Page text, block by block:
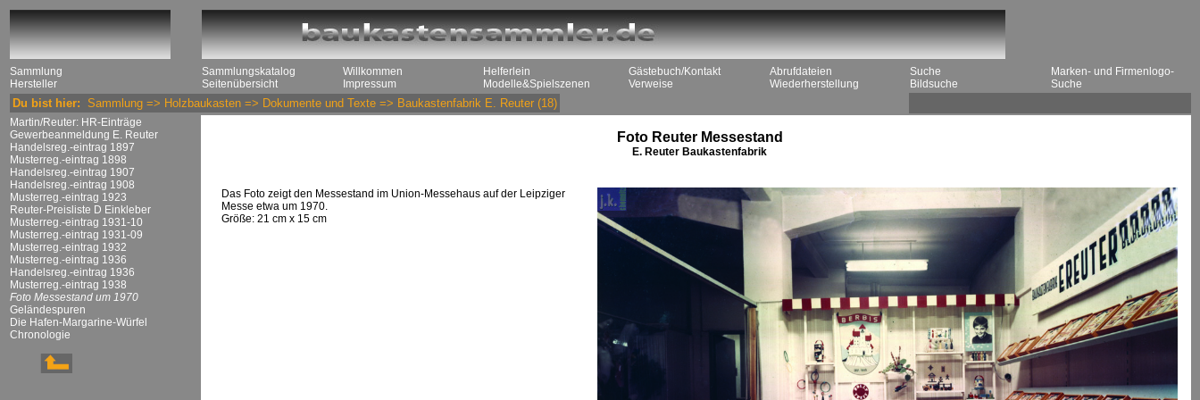
Sammlung
Hersteller
Sammlungskatalog
Seitenübersicht
Willkommen
Impressum
Helferlein
Modelle&Spielszenen
Gästebuch/Kontakt
Verweise
Abrufdateien
Wiederherstellung
Suche
Bildsuche
Marken- und Firmenlogo-
Suche
Du bist hier: Sammlung => Holzbaukasten => Dokumente und Texte => Baukastenfabrik E. Reuter (18)
Martin/Reuter: HR-Einträge
Gewerbeanmeldung E. Reuter
Handelsreg.-eintrag 1897
Musterreg.-eintrag 1898
Handelsreg.-eintrag 1907
Handelsreg.-eintrag 1908
Musterreg.-eintrag 1923
Reuter-Preisliste D Einkleber
Musterreg.-eintrag 1931-10
Musterreg.-eintrag 1931-09
Musterreg.-eintrag 1932
Musterreg.-eintrag 1936
Handelsreg.-eintrag 1936
Musterreg.-eintrag 1938
Foto Messestand um 1970
Geländespuren
Die Hafen-Margarine-Würfel
Chronologie
Foto Reuter Messestand
E. Reuter Baukastenfabrik
Das Foto zeigt den Messestand im Union-Messehaus auf der Leipziger
Messe etwa um 1970.
Größe: 21 cm x 15 cm